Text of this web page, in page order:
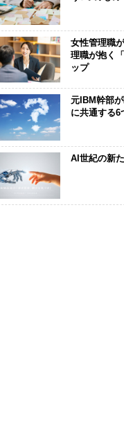
女性管理職
理職が抱く
ップ
元IBM幹部
に共通する6
AI世紀の新